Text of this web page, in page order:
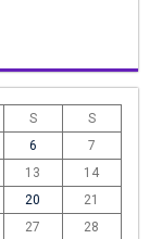
S
S
6
7
13
14
20
21
27
28